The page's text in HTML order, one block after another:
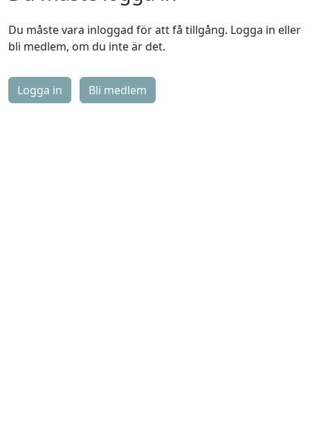
Du måste vara inloggad för att få tillgång. Logga in eller
bli medlem, om du inte är det.
Logga in